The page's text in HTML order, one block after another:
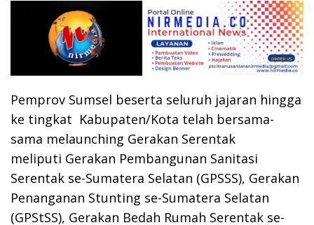
Pemprov Sumsel beserta seluruh jajaran hingga
ke tingkat Kabupaten/Kota telah bersama-
sama melaunching Gerakan Serentak
meliputi Gerakan Pembangunan Sanitasi
Serentak se-Sumatera Selatan (GPSSS), Gerakan
Penanganan Stunting se-Sumatera Selatan
(GPStSS), Gerakan Bedah Rumah Serentak se-